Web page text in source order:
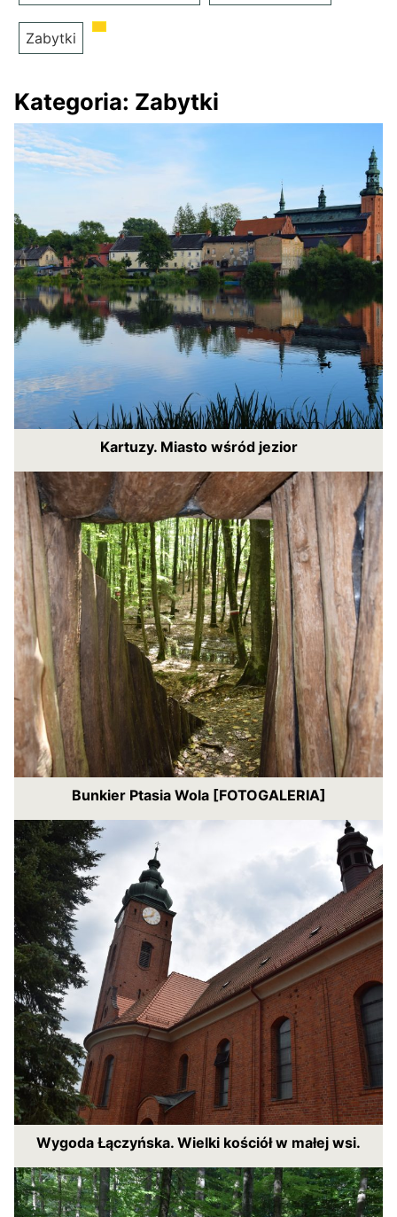
Zabytki
Kategoria: Zabytki
Kartuzy. Miasto wśród jezior
Bunkier Ptasia Wola [FOTOGALERIA]
Wygoda Łączyńska. Wielki kościół w małej wsi.